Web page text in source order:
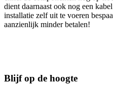
dient daarnaast ook nog een
installatie zelf uit te voeren
aanzienlijk minder betalen!
Blijf op de hoogte